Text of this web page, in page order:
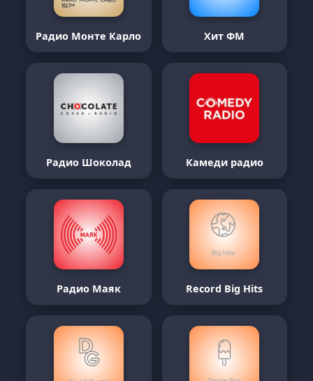
Радио Монте Карло Хит ФМ
Радио Шоколад Камеди радио
Радио Маяк Record Big Hits